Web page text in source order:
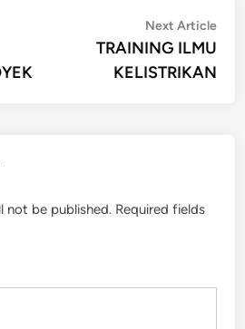
Next Article
TRAINING ILMU
KELISTRIKAN
not be published. Required fields